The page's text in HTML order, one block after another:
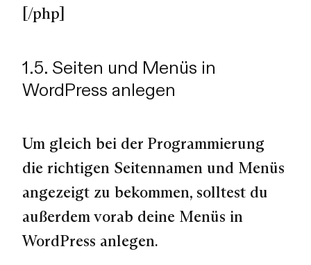
[/php]
1.5. Seiten und Menüs in
WordPress anlegen
Um gleich bei der Programmierung
die richtigen Seitennamen und Menüs
angezeigt zu bekommen, solltest du
außerdem vorab deine Menüs in
WordPress anlegen.